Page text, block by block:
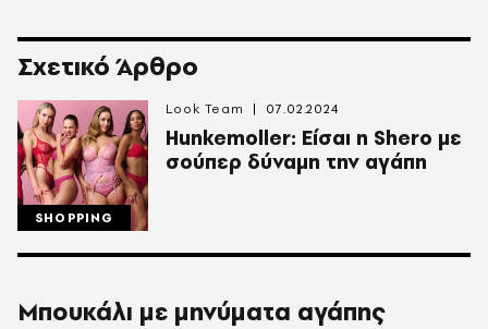
Σχετικό Άρθρο
SHOPPING
Hunkemoller: Είσαι η Shero με
σούπερ δύναμη την αγάπη
Look Team 07.02.2024
Μπουκάλι με μηνύματα αγάπης